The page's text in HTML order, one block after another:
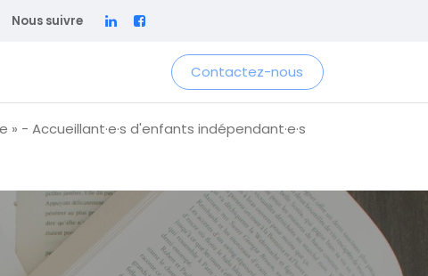
Nous suivre
Contactez-nous
- Accueillant·e·s d'enfants indépendant·e·s